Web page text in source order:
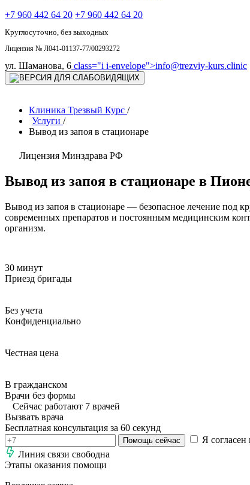
+7 960 442 64 20 +7 960 442 64 20
Круглосуточно, без выходных
Лицензия № Л041-01137-77/00293272
ул. Шаманова, 6 class="i i-envelope">info@trezviy-kurs.clinic
Клиника Трезвый Курс /
Услуги /
Вывод из запоя в стационаре
Лицензия Минздрава РФ
Вывод из запоя в стационаре в
Вывод из запоя в стационаре — безопасное лечение под
современных препаратов и постоянным медицинским
организм.
30 минут
Приезд бригады
Без учета
Конфиденциально
Честная цена
В гражданском
Врачи без формы
Сейчас работают 7 врачей
Вызвать врача
Бесплатная консультация за 60 секунд
Помощь сейчас Я согласен
Линия связи свободна
Этапы оказания помощи